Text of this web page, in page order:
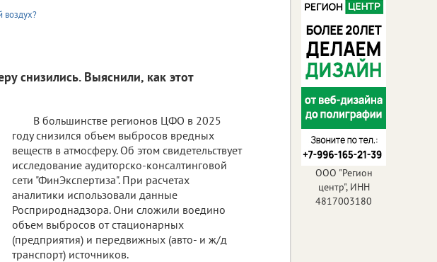
воздух?
снизились. Выяснили, как этот
В большинстве регионов ЦФО в 2025
году снизился объем выбросов вредных
веществ в атмосферу. Об этом свидетельствует
исследование аудиторско-консалтинговой
сети "ФинЭкспертиза". При расчетах
аналитики использовали данные
Росприроднадзора. Они сложили воедино
объем выбросов от стационарных
(предприятия) и передвижных (авто- и ж/д
транспорт) источников.
ООО "Регион
центр", ИНН
4817003180